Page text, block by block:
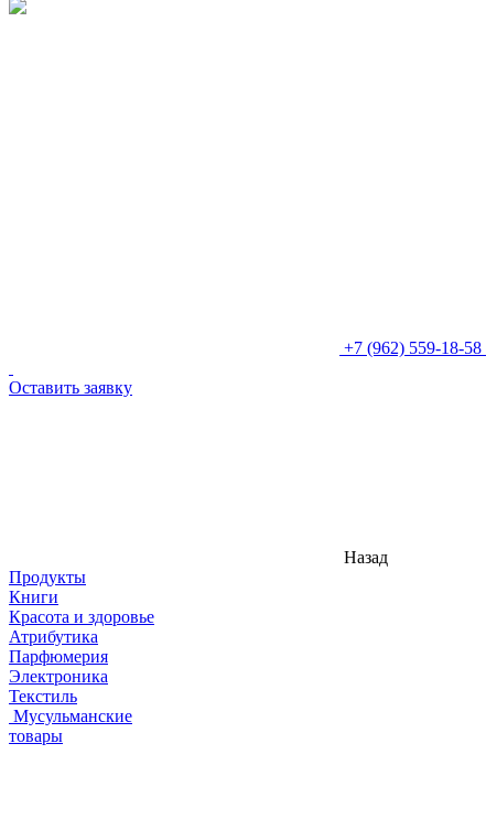
+7 (962) 559-18-58
Оставить заявку
Назад
Продукты
Книги
Красота и здоровье
Атрибутика
Парфюмерия
Электроника
Текстиль
Мусульманские
товары